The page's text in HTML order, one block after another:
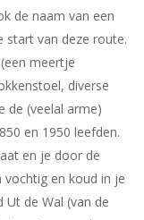
de naam van een
start van deze route.
meertje
diverse
de (veelal arme)
en 1950 leefden.
en je door de
en koud in je
Ut de Wal (van de